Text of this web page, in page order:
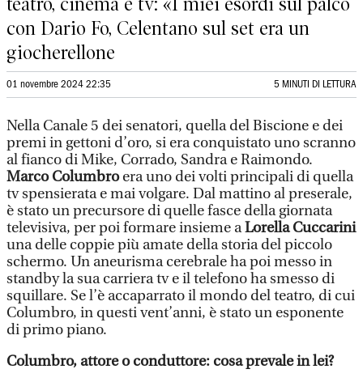
con Dario Fo, Celentano sul set era un
giocherellone
01 novembre 2024 22:35 5 MINUTI DI LETTURA
Nella Canale 5 dei senatori, quella del Biscione e dei
premi in gettoni d’oro, si era conquistato uno scranno
al fianco di Mike, Corrado, Sandra e Raimondo.
Marco Columbroera uno dei volti principali di quella
tv spensierata e mai volgare. Dal mattino al preserale,
è stato un precursore di quelle fasce della giornata
televisiva, per poi formare insieme aLorella Cuccarini
una delle coppie più amate della storia del piccolo
schermo. Un aneurisma cerebrale ha poi messo in
standby la sua carriera tv e il telefono ha smesso di
squillare. Se l’è accaparrato il mondo del teatro, di cui
Columbro, in questi vent’anni, è stato un esponente
di primo piano.
Columbro, attore o conduttore: cosa prevale in lei?